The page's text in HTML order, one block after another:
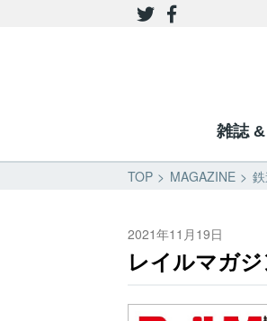
雑誌
TOP MAGAZINE
2021年11月19日
レイルマガ